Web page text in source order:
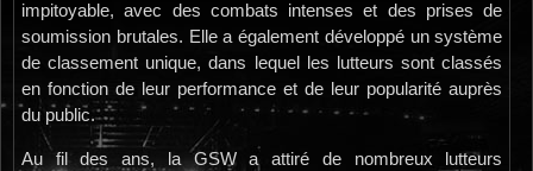
impitoyable, avec des combats intenses et des prises de
soumission brutales. Elle a également développé un système
de classement unique, dans lequel les lutteurs sont classés
en fonction de leur performance et de leur popularité auprès
du public.
Au fil des ans, la GSW a attiré de nombreux lutteurs